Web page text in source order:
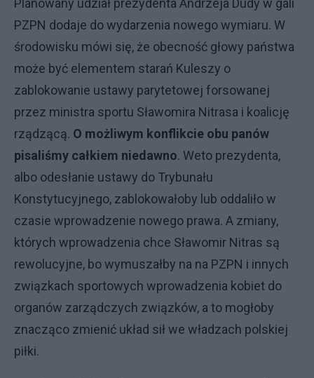
PZPN dodaje do wydarzenia nowego wymiaru. W
środowisku mówi się, że obecność głowy państwa
może być elementem starań Kuleszy o
zablokowanie ustawy parytetowej forsowanej
przez ministra sportu Sławomira Nitrasa i koalicję
rządzącą. O możliwym konflikcie obu panów
pisaliśmy całkiem niedawno. Weto prezydenta,
albo odesłanie ustawy do Trybunału
Konstytucyjnego, zablokowałoby lub oddaliło w
czasie wprowadzenie nowego prawa. A zmiany,
których wprowadzenia chce Sławomir Nitras są
rewolucyjne, bo wymuszałby na na PZPN i innych
związkach sportowych wprowadzenia kobiet do
organów zarządczych związków, a to mogłoby
znacząco zmienić układ sił we władzach polskiej
piłki.